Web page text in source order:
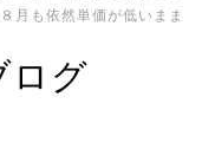
月も依然単価が低いまま
ログ